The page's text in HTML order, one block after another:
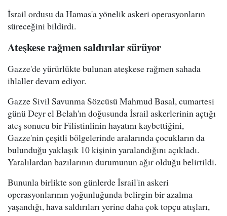
İsrail ordusu da Hamas'a yönelik askeri operasyonların
süreceğini bildirdi.
Ateşkese rağmen saldırılar sürüyor
Gazze'de yürürlükte bulunan ateşkese rağmen sahada
ihlaller devam ediyor.
Gazze Sivil Savunma Sözcüsü Mahmud Basal, cumartesi
günü Deyr el Belah'ın doğusunda İsrail askerlerinin açtığı
ateş sonucu bir Filistinlinin hayatını kaybettiğini,
Gazze'nin çeşitli bölgelerinde aralarında çocukların da
bulunduğu yaklaşık 10 kişinin yaralandığını açıkladı.
Yaralılardan bazılarının durumunun ağır olduğu belirtildi.
Bununla birlikte son günlerde İsrail'in askeri
operasyonlarının yoğunluğunda belirgin bir azalma
yaşandığı, hava saldırıları yerine daha çok topçu atışları,